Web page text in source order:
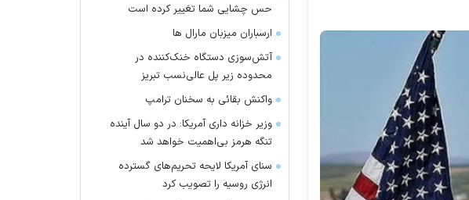
حس چشایی شما تغییر کرده است
ارسباران میزبان مارال ها
آتش‌سوزی دستگاه خنک‌کننده در
محدوده زیر پل عالی‌نسب تبریز
واکنش بقائی به سخنان ترامپ
وزیر خزانه داری آمریکا: در دو سال آینده
تنگه هرمز بی‌اهمیت خواهد شد
سنای آمریکا لایحه تحریم‌های گسترده
انرژی روسیه را تصویب کرد